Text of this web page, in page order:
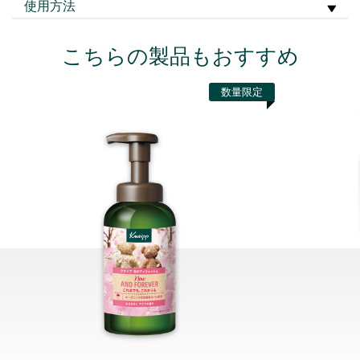
使用方法
こちらの製品もおすすめ
数量限定